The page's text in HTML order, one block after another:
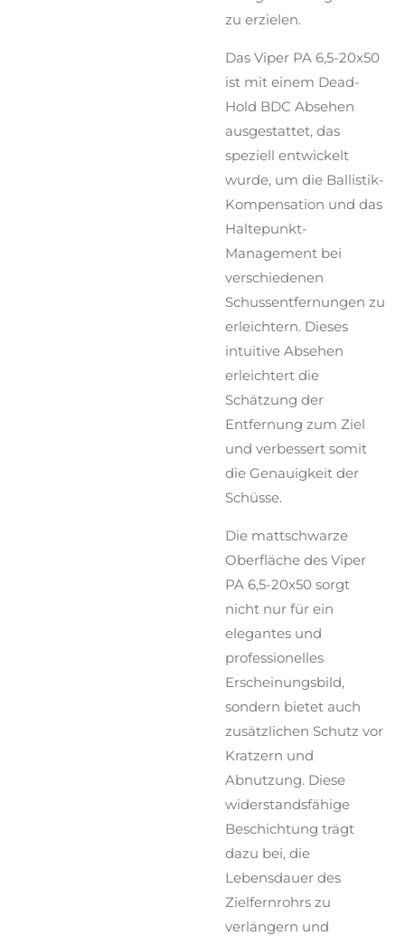
zu erzielen.
Das Viper PA 6,5-20x50
ist mit einem Dead-
Hold BDC Absehen
ausgestattet, das
speziell entwickelt
wurde, um die Ballistik-
Kompensation und das
Haltepunkt-
Management bei
verschiedenen
Schussentfernungen zu
erleichtern. Dieses
intuitive Absehen
erleichtert die
Schätzung der
Entfernung zum Ziel
und verbessert somit
die Genauigkeit der
Schüsse.
Die mattschwarze
Oberfläche des Viper
PA 6,5-20x50 sorgt
nicht nur für ein
elegantes und
professionelles
Erscheinungsbild,
sondern bietet auch
zusätzlichen Schutz vor
Kratzern und
Abnutzung. Diese
widerstandsfähige
Beschichtung trägt
dazu bei, die
Lebensdauer des
Zielfernrohrs zu
verlängern und